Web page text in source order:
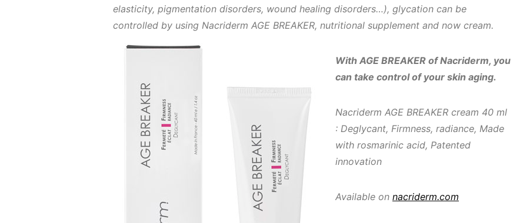
elasticity, pigmentation disorders, wound healing disorders…), glycation can be
controlled by using Nacriderm AGE BREAKER, nutritional supplement and now cream.
With AGE BREAKER of Nacriderm, you
can take control of your skin aging.
Nacriderm AGE BREAKER cream 40 ml
: Deglycant, Firmness, radiance, Made
with rosmarinic acid, Patented
innovation
Available on nacriderm.com